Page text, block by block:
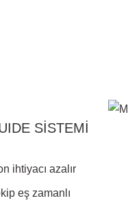
SİSTEMİ
ihtiyacı azalır
eş zamanlı